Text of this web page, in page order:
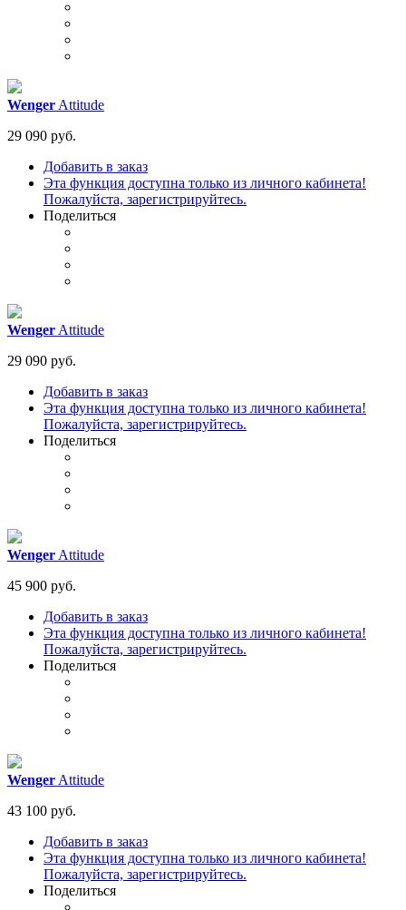
Wenger Attitude
29 090 руб.
Добавить в заказ
Эта функция доступна только из личного кабинета!
Пожалуйста, зарегистрируйтесь.
Поделиться
Wenger Attitude
29 090 руб.
Добавить в заказ
Эта функция доступна только из личного кабинета!
Пожалуйста, зарегистрируйтесь.
Поделиться
Wenger Attitude
45 900 руб.
Добавить в заказ
Эта функция доступна только из личного кабинета!
Пожалуйста, зарегистрируйтесь.
Поделиться
Wenger Attitude
43 100 руб.
Добавить в заказ
Эта функция доступна только из личного кабинета!
Пожалуйста, зарегистрируйтесь.
Поделиться